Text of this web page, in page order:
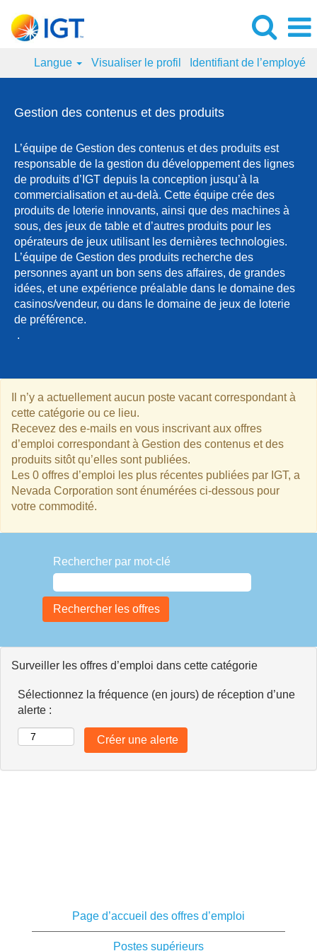
Langue Visualiser le profil Identifiant de l’employé
contenus
des
produits
Gestion des contenus et des produits
L’équipe de Gestion des contenus et des produits est
responsable de la gestion du développement des lignes
de produits d’IGT depuis la conception jusqu’à la
commercialisation et au-delà. Cette équipe crée des
produits de loterie innovants, ainsi que des machines à
sous, des jeux de table et d’autres produits pour les
opérateurs de jeux utilisant les dernières technologies.
L’équipe de Gestion des produits recherche des
personnes ayant un bon sens des affaires, de grandes
idées, et une expérience préalable dans le domaine des
casinos/vendeur, ou dans le domaine de jeux de loterie
de préférence.
.
Il n’y a actuellement aucun poste vacant correspondant à
cette catégorie ou ce lieu.
Recevez des e-mails en vous inscrivant aux offres
d’emploi correspondant à Gestion des contenus et des
produits sitôt qu’elles sont publiées.
Les 0 offres d’emploi les plus récentes publiées par IGT, a
Nevada Corporation sont énumérées ci-dessous pour
votre commodité.
Rechercher par mot-clé
Surveiller les offres d’emploi dans cette catégorie
Sélectionnez la fréquence (en jours) de réception d’une
alerte :
Page d’accueil des offres d’emploi
Postes supérieurs